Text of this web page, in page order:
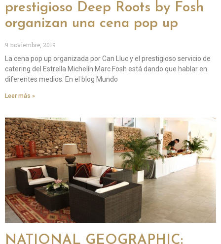
prestigioso Deep Roots by Fosh
organizan una cena pop up
9 noviembre, 2019
La cena pop up organizada por Can Lluc y el prestigioso servicio de
catering del Estrella Michelín Marc Fosh está dando que hablar en
diferentes medios. En el blog Mundo
Leer más »
NATIONAL GEOGRAPHIC: